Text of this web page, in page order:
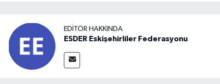
EDITÖR HAKKINDA
ESDER Eskişehirliler Federasyonu